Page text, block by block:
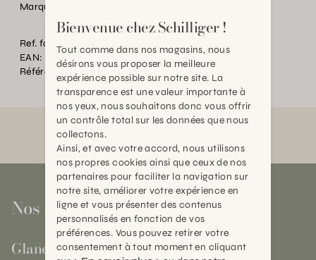
Marque:
Ref. fournisseur:
52457
EAN:
2000000605198
Référence:
AN.P53338.0000.0000.0000
Nos magasins
Gland
Bienvenue chez Schilliger !
Tout comme dans nos magasins, nous
désirons vous proposer la meilleure
expérience possible sur notre site. La
transparence est une valeur importante à
nos yeux, nous souhaitons donc vous offrir
un contrôle total sur les données que nous
collectons.
Ainsi, et avec votre accord, nous utilisons
nos propres cookies ainsi que ceux de nos
partenaires pour faciliter la navigation sur
notre site, améliorer votre expérience en
ligne et vous présenter des contenus
personnalisés en fonction de vos
préférences. Vous pouvez retirer votre
consentement à tout moment en cliquant